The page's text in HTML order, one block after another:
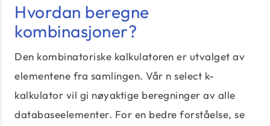
Hvordan beregne
kombinasjoner?
Den kombinatoriske kalkulatoren er utvalget av
elementene fra samlingen. Vår n select k-
kalkulator vil gi nøyaktige beregninger av alle
databaseelementer. For en bedre forståelse, se